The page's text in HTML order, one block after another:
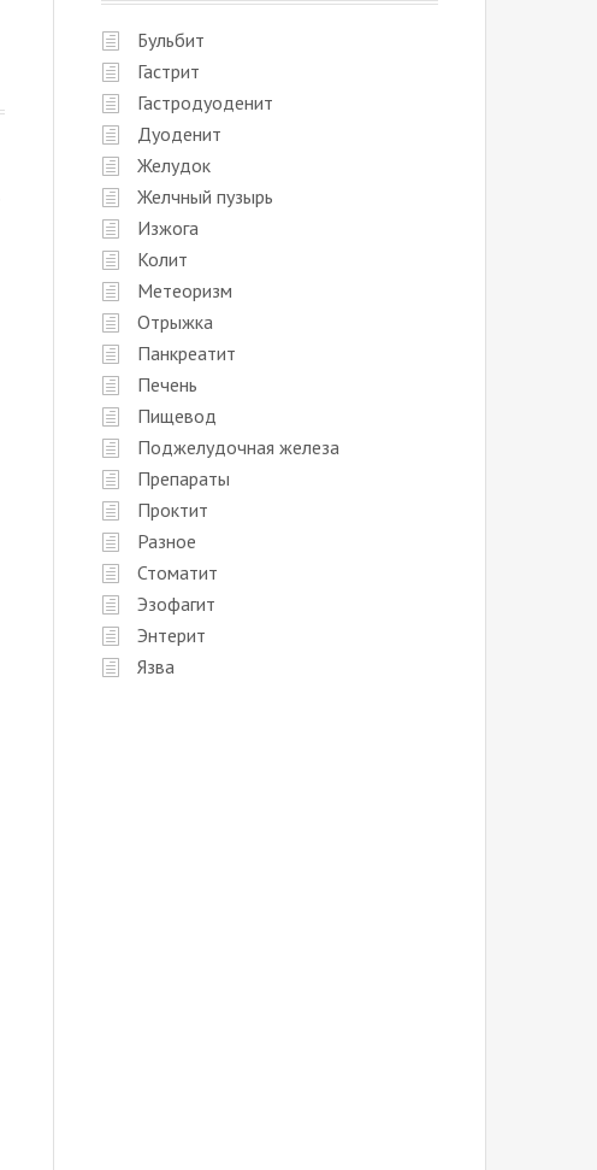
Бульбит
Гастрит
Гастродуоденит
Дуоденит
Желудок
Желчный пузырь
Изжога
Колит
Метеоризм
Отрыжка
Панкреатит
Печень
Пищевод
Поджелудочная железа
Препараты
Проктит
Разное
Стоматит
Эзофагит
Энтерит
Язва